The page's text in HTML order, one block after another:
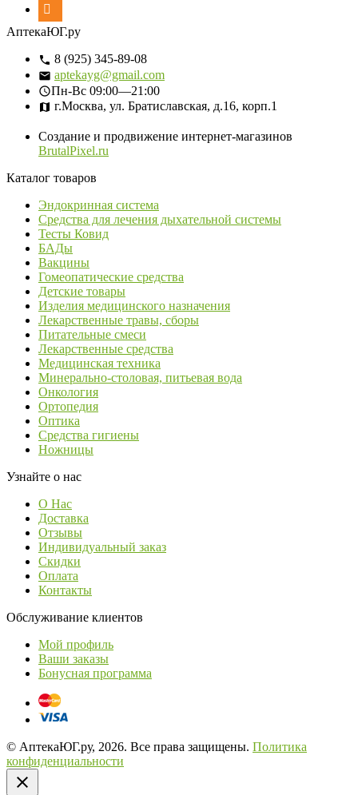
АптекаЮГ.ру
8 (925) 345-89-08
aptekayg@gmail.com
Пн-Вс 09:00—21:00
г.Москва, ул. Братиславская, д.16, корп.1
Создание и продвижение интернет-магазинов
BrutalPixel.ru
Каталог товаров
Эндокринная система
Средства для лечения дыхательной системы
Тесты Ковид
БАДы
Вакцины
Гомеопатические средства
Детские товары
Изделия медицинского назначения
Лекарственные травы, сборы
Питательные смеси
Лекарственные средства
Медицинская техника
Минерально-столовая, питьевая вода
Онкология
Ортопедия
Оптика
Средства гигиены
Ножницы
Узнайте о нас
О Нас
Доставка
Отзывы
Индивидуальный заказ
Скидки
Оплата
Контакты
Обслуживание клиентов
Мой профиль
Ваши заказы
Бонусная программа
© АптекаЮГ.ру, 2026. Все права защищены. Политика
конфиденциальности